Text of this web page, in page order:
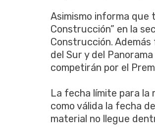
Asimismo informa que
Construcción” en la
Construcción.
del Sur y del
competirán por el
La fecha límite para la
como válida la fecha
material no llegue